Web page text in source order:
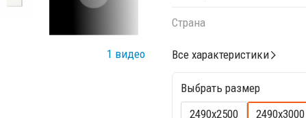
1 видео
Страна
Все характеристики
Выбрать размер
2490х2500
2490х3000